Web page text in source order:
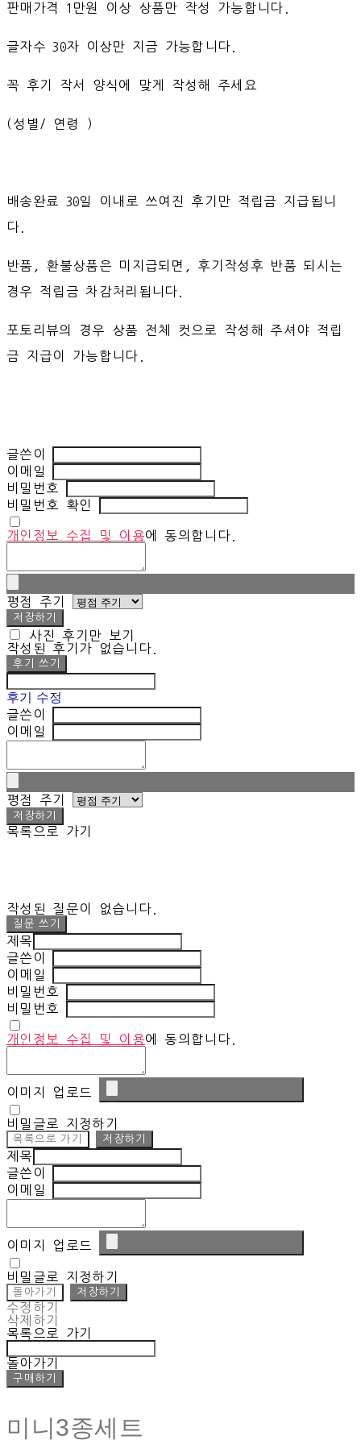
판매가격 1만원 이상 상품만 작성 가능합니다.
글자수 30자 이상만 지금 가능합니다.
꼭 후기 작서 양식에 맞게 작성해 주세요
(성별/ 연령 )
배송완료 30일 이내로 쓰여진 후기만 적립금 지급됩니
다.
반품, 환불상품은 미지급되면, 후기작성후 반품 되시는
경우 적립금 차감처리됩니다.
포토리뷰의 경우 상품 전체 컷으로 작성해 주셔야 적립
금 지급이 가능합니다.
글쓴이
이메일
비밀번호
비밀번호 확인
개인정보 수집 및 이용에 동의합니다.
평점 주기
저장하기
사진 후기만 보기
작성된 후기가 없습니다.
후기 쓰기
후기 수정
글쓴이
이메일
평점 주기
저장하기
목록으로 가기
작성된 질문이 없습니다.
질문 쓰기
제목
글쓴이
이메일
비밀번호
비밀번호
개인정보 수집 및 이용에 동의합니다.
이미지 업로드
비밀글로 지정하기
목록으로 가기 저장하기
제목
글쓴이
이메일
이미지 업로드
비밀글로 지정하기
돌아가기 저장하기
수정하기
삭제하기
목록으로 가기
돌아가기
구매하기
미니3종세트